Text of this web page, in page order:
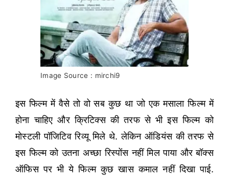
Image Source : mirchi9
इस फिल्म में वैसे तो वो सब कुछ था जो एक मसाला फिल्म में
होना चाहिए और क्रिटिक्स की तरफ से भी इस फिल्म को
मोस्टली पॉजिटिव रिव्यू मिले थे. लेकिन ऑडियंस की तरफ से
इस फिल्म को उतना अच्छा रिस्पोंस नहीं मिल पाया और बॉक्स
ऑफिस पर भी ये फिल्म कुछ खास कमाल नहीं दिखा पाई.